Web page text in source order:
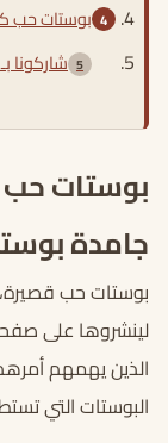
بوستات حب
شاركونا
بوستات
جامدة
بوستات حب
لينشروها على
الذين يهمهم
البوستات التي